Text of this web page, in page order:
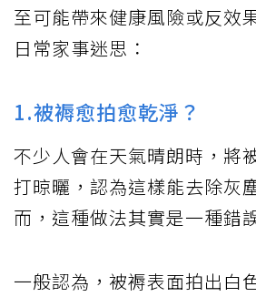
至可能帶來健康風險或反效
日常家事迷思：
1.被褥愈拍愈乾淨？
不少人會在天氣晴朗時，將
打晾曬，認為這樣能去除灰
而，這種做法其實是一種錯
一般認為，被褥表面拍出白